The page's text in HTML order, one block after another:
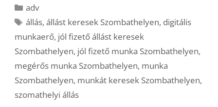
Kategória
adv
Címkék
állás,állást keresek Szombathelyen, digitális
munkaerő, jól fizető állást keresek
Szombathelyen, jól fizető munka Szombathelyen,
megérős munka Szombathelyen, munka
Szombathelyen, munkát keresek Szombathelyen,
szomathelyi állás